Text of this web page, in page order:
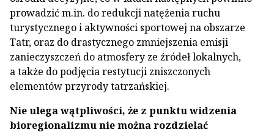
prowadzić m.in. do redukcji natężenia ruchu
turystycznego i aktywności sportowej na obszarze
Tatr, oraz do drastycznego zmniejszenia emisji
zanieczyszczeń do atmosfery ze źródeł lokalnych,
a także do podjęcia restytucji zniszczonych
elementów przyrody tatrzańskiej.
Nie ulega wątpliwości, że z punktu widzenia
bioregionalizmu nie można rozdzielać